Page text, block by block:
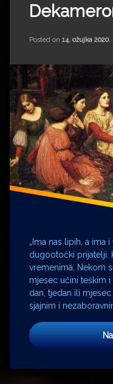
Posted on 14. ožujka 2020.
„Ima nas lipih, a ima
dugootočki prijatelji.
vremenima. Nekom
mjesec učini teškim
dan, tjedan ili
sjajnim i
Alenka
Bartl
19
Govanni
Boccaccio
Italija
Ljubljana
Najdraža
Pula
Saša
Vuga
Slovenija
Žigon
Tomislav
II.
Vaclav
Hudeček